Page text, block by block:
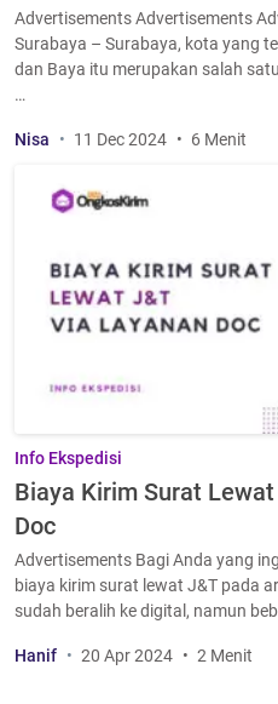
Advertisements Advertisements
Surabaya – Surabaya, kota yang
dan Baya itu merupakan salah
…
Nisa 11 Dec 2024 6 Menit
Info Ekspedisi
Biaya Kirim Surat
Doc
Advertisements Bagi Anda yang
biaya kirim surat lewat J&T pada
sudah beralih ke digital, namun
Hanif 20 Apr 2024 2 Menit